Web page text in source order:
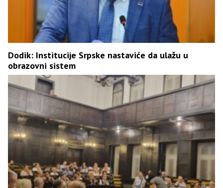
Dodik: Institucije Srpske nastaviće da ulažu u
obrazovni sistem